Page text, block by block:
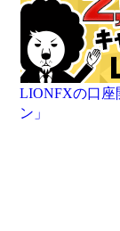
LIONFXの口座
ン」